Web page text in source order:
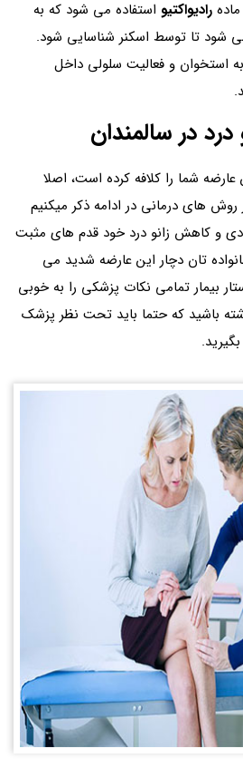
رادیواکتیو استفاده می شود که به
شود تا توسط اسکنر شناسایی شود.
استخوان و فعالیت سلولی داخل
در سالمندان
عارضه شما را کلافه کرده است، اصلا
روش های درمانی در ادامه ذکر میکنیم
و کاهش زانو درد خود قدم های مثبت
خانواده تان دچار این عارضه شدید می
بیمار تمامی نکات پزشکی را به خوبی
باشید که حتما باید تحت نظر پزشک